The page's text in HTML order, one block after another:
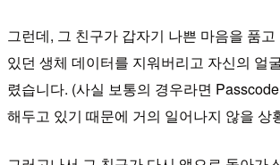
그런데, 그 친구가 갑자기 나쁜 마음을 품
있던 생체 데이터를 지워버리고 자신의 얼
렸습니다. (사실 보통의 경우라면
해두고 있기 때문에 거의 일어나지 않을 상